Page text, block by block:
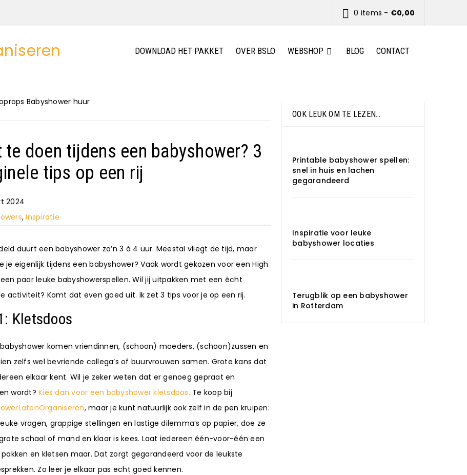
0 items - €0,00
DOWNLOAD HET PAKKET OVER BSLO WEBSHOP BLOG CONTACT
te doen tijdens een babyshower? 3
tips op een rij
2024
, Inspiratie
duurt een babyshower zo’n 3 á 4 uur. Meestal vliegt de tijd, maar
je eigenlijk tijdens een babyshower? Vaak wordt gekozen voor een High
paar leuke babyshowerspellen. Wil jij uitpakken met een écht
activiteit? Komt dat even goed uit. Ik zet 3 tips voor je op een rij.
Kletsdoos
komen vriendinnen, (schoon) moeders, (schoon)zussen en
zelfs wel bevriende collega’s of buurvrouwen samen. Grote kans dat
elkaar kent. Wil je zeker weten dat er genoeg gepraat en
wordt? Kies dan voor een babyshower kletsdoos. Te koop bij
, maar je kunt natuurlijk ook zelf in de pen kruipen:
vragen, grappige stellingen en lastige dilemma’s op papier, doe ze
schaal of mand en klaar is kees. Laat iedereen één-voor-één een
en kletsen maar. Dat zorgt gegarandeerd voor de leukste
Zo leer je elkaar pas echt goed kennen.
OOK LEUK OM TE LEZEN…
Printable babyshower spellen:
snel in huis en lachen
gegarandeerd
Inspiratie voor leuke
babyshower locaties
Terugblik op een babyshower
in Rotterdam